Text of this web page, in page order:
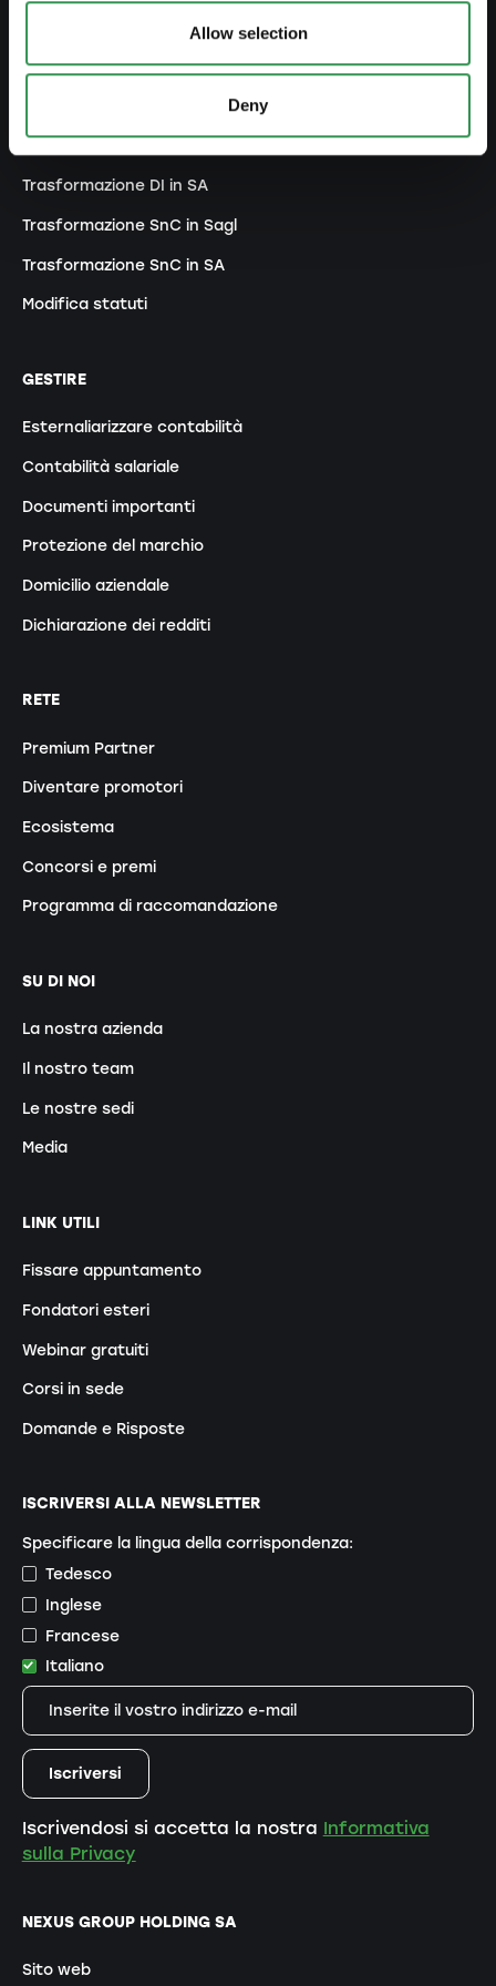
Allow selection
Deny
Modifiche registro di commercio
Trasformazione DI in SA
Trasformazione SnC in Sagl
Trasformazione SnC in SA
Modifica statuti
GESTIRE
Esternaliarizzare contabilità
Contabilità salariale
Documenti importanti
Protezione del marchio
Domicilio aziendale
Dichiarazione dei redditi
RETE
Premium Partner
Diventare promotori
Ecosistema
Concorsi e premi
Programma di raccomandazione
SU DI NOI
La nostra azienda
Il nostro team
Le nostre sedi
Media
LINK UTILI
Fissare appuntamento
Fondatori esteri
Webinar gratuiti
Corsi in sede
Domande e Risposte
NEXUS GROUP HOLDING SA
Sito web
ISCRIVERSI ALLA NEWSLETTER
Specificare la lingua della corrispondenza:
Tedesco
Inglese
Francese
Italiano
Iscrivendosi si accetta la nostra Informativa
sulla Privacy